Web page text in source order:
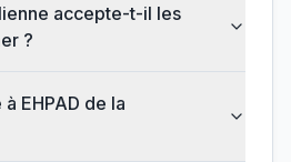
accepte-t-il les
?
EHPAD de la